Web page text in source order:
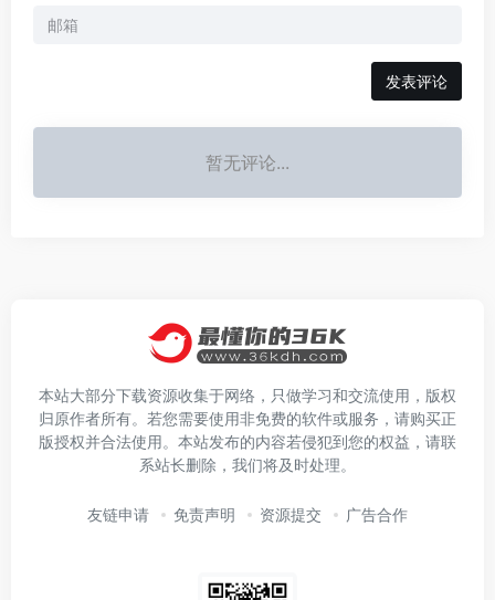
发表评论
暂无评论...
本站大部分下载资源收集于网络，只做学习和交流使用，版权
归原作者所有。若您需要使用非免费的软件或服务，请购买正
版授权并合法使用。本站发布的内容若侵犯到您的权益，请联
系站长删除，我们将及时处理。
友链申请 免责声明 资源提交 广告合作